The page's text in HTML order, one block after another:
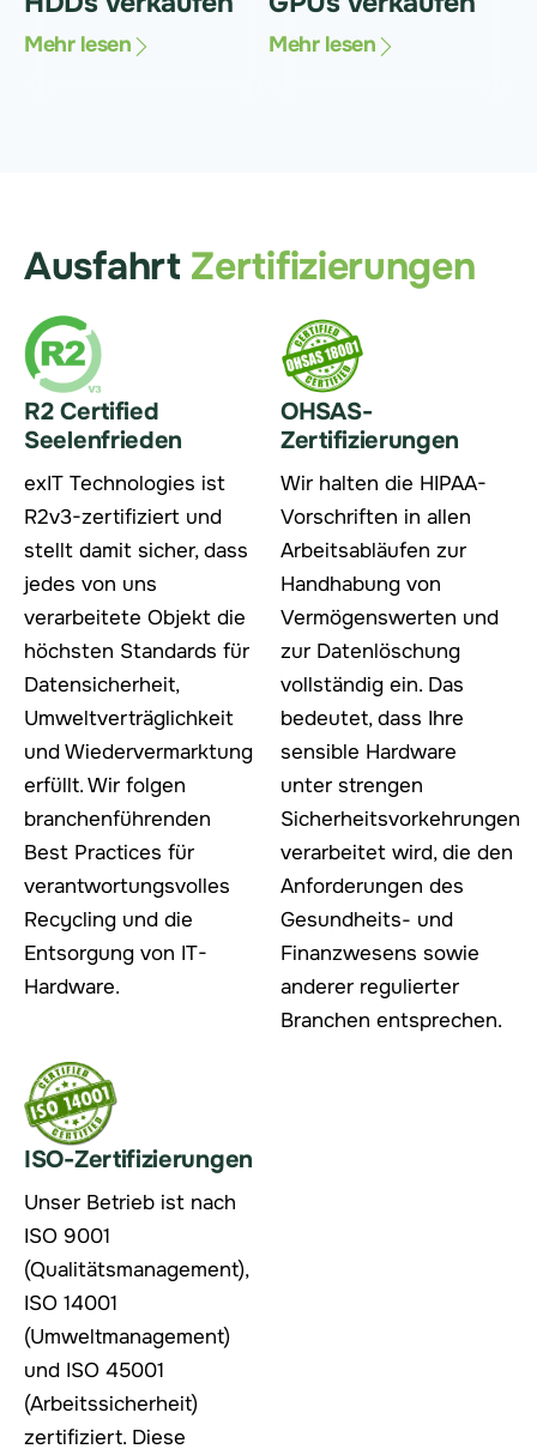
Mehr lesen Mehr lesen
Ausfahrt Zertifizierungen
R2 Certified
Seelenfrieden
exIT Technologies ist
R2v3-zertifiziert und
stellt damit sicher, dass
jedes von uns
verarbeitete Objekt die
höchsten Standards für
Datensicherheit,
Umweltverträglichkeit
und Wiedervermarktung
erfüllt. Wir folgen
branchenführenden
Best Practices für
verantwortungsvolles
Recycling und die
Entsorgung von IT-
Hardware.
OHSAS-
Zertifizierungen
Wir halten die HIPAA-
Vorschriften in allen
Arbeitsabläufen zur
Handhabung von
Vermögenswerten und
zur Datenlöschung
vollständig ein. Das
bedeutet, dass Ihre
sensible Hardware
unter strengen
Sicherheitsvorkehrungen
verarbeitet wird, die den
Anforderungen des
Gesundheits- und
Finanzwesens sowie
anderer regulierter
Branchen entsprechen.
ISO-Zertifizierungen
Unser Betrieb ist nach
ISO 9001
(Qualitätsmanagement),
ISO 14001
(Umweltmanagement)
und ISO 45001
(Arbeitssicherheit)
zertifiziert. Diese